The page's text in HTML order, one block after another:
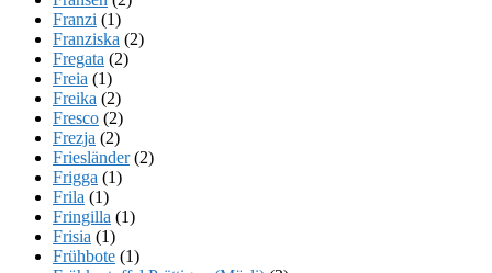
Franzi (1)
Franziska (2)
Fregata (2)
Freia (1)
Freika (2)
Fresco (2)
Frezja (2)
Friesländer(2)
Frigga (1)
Frila (1)
Fringilla (1)
Frisia (1)
Frühbote (1)